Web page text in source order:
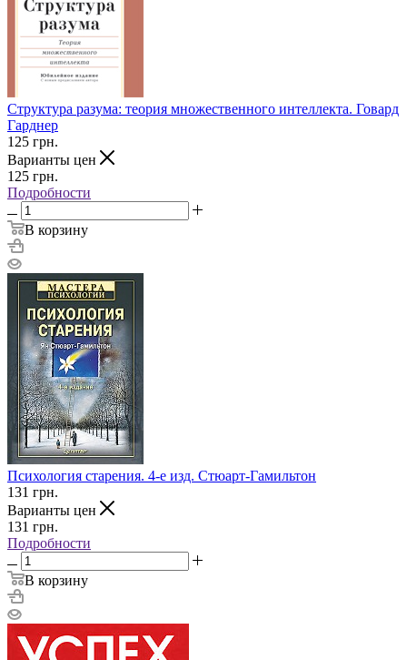
Структура разума: теория множественного интеллекта. Говард
Гарднер
125 грн.
Варианты цен
125 грн.
Подробности
В корзину
Психология старения. 4-е изд. Стюарт-Гамильтон
131 грн.
Варианты цен
131 грн.
Подробности
В корзину